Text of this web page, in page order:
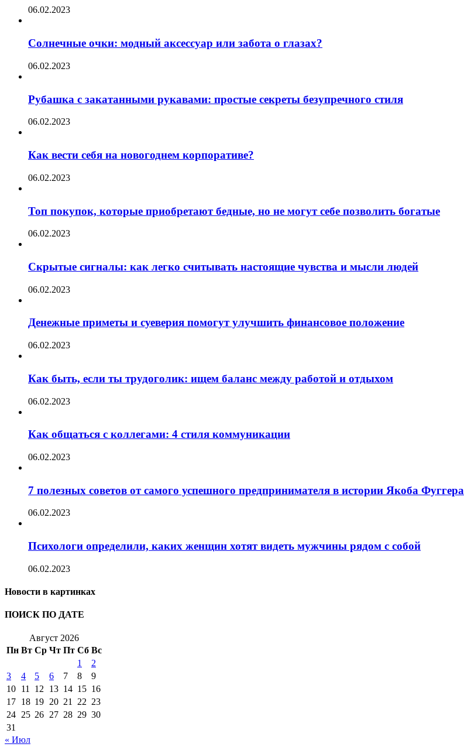
06.02.2023
Солнечные очки: модный аксессуар или забота о глазах?
06.02.2023
Рубашка с закатанными рукавами: простые секреты безупречного стиля
06.02.2023
Как вести себя на новогоднем корпоративе?
06.02.2023
Топ покупок, которые приобретают бедные, но не могут себе позволить богатые
06.02.2023
Скрытые сигналы: как легко считывать настоящие чувства и мысли людей
06.02.2023
Денежные приметы и суеверия помогут улучшить финансовое положение
06.02.2023
Как быть, если ты трудоголик: ищем баланс между работой и отдыхом
06.02.2023
Как общаться с коллегами: 4 стиля коммуникации
06.02.2023
7 полезных советов от самого успешного предпринимателя в истории Якоба Фуггера
06.02.2023
Психологи определили, каких женщин хотят видеть мужчины рядом с собой
06.02.2023
Новости в картинках
ПОИСК ПО ДАТЕ
Август 2026
Пн Вт Ср Чт Пт Сб Вс
1
2
3
4 5 6 7 8
9
10 11 12 13 14 15 16
17 18 19 20 21 22 23
24 25 26 27 28 29 30
31
« Июл